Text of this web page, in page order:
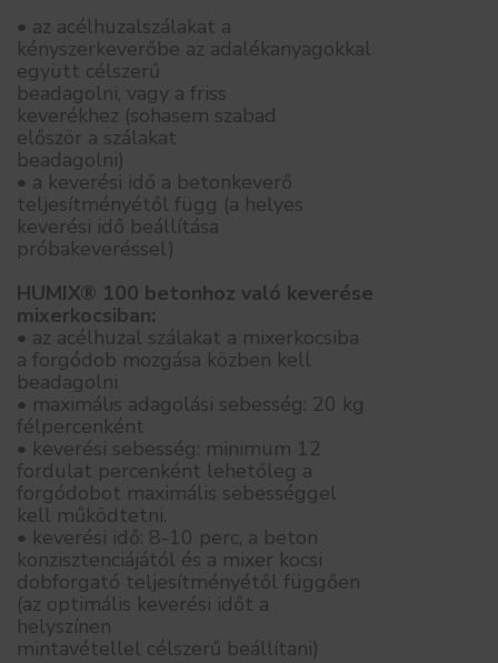
• az acélhuzalszálakat a
kényszerkeverőbe az adalékanyagokkal
együtt célszerű
beadagolni, vagy a friss
keverékhez (sohasem szabad
először a szálakat
beadagolni)
• a keverési idő a betonkeverő
teljesítményétől függ (a helyes
keverési idő beállítása
próbakeveréssel)
HUMIX® 100 betonhoz való keverése
mixerkocsiban:
• az acélhuzal szálakat a mixerkocsiba
a forgódob mozgása közben kell
beadagolni
• maximális adagolási sebesség: 20 kg
félpercenként
• keverési sebesség: minimum 12
fordulat percenként lehetőleg a
forgódobot maximális sebességgel
kell működtetni.
• keverési idő: 8-10 perc, a beton
konzisztenciájától és a mixer kocsi
dobforgató teljesítményétől függően
(az optimális keverési időt a
helyszínen
mintavétellel célszerű beállítani)